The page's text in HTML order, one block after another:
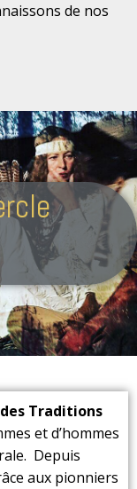
de nos
des Traditions
et d’hommes
Depuis
aux pionniers